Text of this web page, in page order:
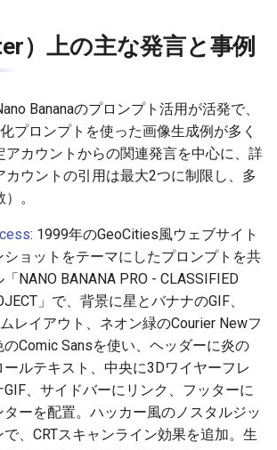
2026-07-03
2026-07-02
2026-07-01
2026-06-29
2026-06-28
2026-06-26
2026-06-25
2026-06-24
2025-12-17
2025-12-16
2025-12-15
2025-12-13
2025-12-12
2025-12-11
2025-12-10
2025-12-09
2026-07-03
2026-07-02
2026-07-01
2026-06-29
2026-06-28
2026-06-26
2026-06-25
2026-06-24
2025-12-17
2025-12-16
2025-12-15
2025-12-13
2025-12-12
2025-12-11
2025-12-10
2025-12-09
2026-04-05
2026-03-29
2026-03-22
2026-03-08
2026-03-01
2026-02-22
2026-02-15
2026-02-08
2025-10-02
2025-09-28
2025-09-24
2025-09-19
2026-04-05
2026-03-29
2026-03-22
2026-03-08
2026-03-01
2026-02-22
2026-02-15
2026-02-08
2026-04-05
2026-03-29
2026-03-22
2026-03-08
2026-03-01
2026-02-22
2026-02-15
2026-02-08
2026-04-05
2026-03-29
2026-03-22
2026-03-08
2026-03-01
2026-02-22
2026-02-15
2026-02-08
2025-09-27
2025-09-23
2026-03-29
2026-03-22
2026-03-15
2026-03-01
2026-02-22
2026-02-15
2026-02-08
2026-02-01
2026-07-02
2026-07-01
2026-06-30
2026-06-26
2026-06-25
2026-06-24
2026-06-23
2026-06-22
2025-12-17
2025-12-16
2025-12-15
2025-12-13
2025-12-12
2025-12-11
2025-12-10
2025-12-09
2026-04-05
2026-03-29
2026-03-22
2026-03-08
2026-03-01
2026-02-22
2026-02-15
2026-02-08
2026-07-02
2026-07-01
2026-06-30
2026-06-28
2026-06-27
2026-06-26
2026-06-25
2026-06-24
2026-06-30
2026-06-29
2026-06-28
2026-06-24
2026-06-23
2026-06-22
2026-06-21
2026-06-20
2026-04-05
2026-03-30
）上の主な発言と事例
Bananaのプロンプト活用が活発で、
プロンプトを使った画像生成例が多く
アカウントからの関連発言を中心に、詳
カウントの引用は最大2つに制限し、多
。
: 1999年のGeoCities風ウェブサイト
ョットをテーマにしたプロンプトを共
NANO BANANA PRO - CLASSIFIED
」で、背景に星とバナナのGIF、
レイアウト、ネオン緑のCourier Newフ
のComic Sansを使い、ヘッダーに炎の
ールテキスト、中央に3Dワイヤーフレ
、サイドバーにリンク、フッターに
ターを配置。ハッカー風のノスタルジッ
、CRTスキャンライン効果を追加。生